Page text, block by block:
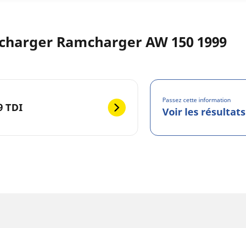
Ramcharger AW 150 1999
TDI
Passez cette information
Voir les résultats